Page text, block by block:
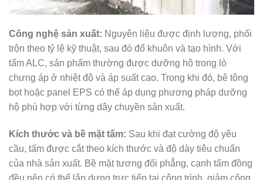
Công nghệ sản xuất: Nguyên liệu được định lượng, phối
trộn theo tỷ lệ kỹ thuật, sau đó đổ khuôn và tạo hình. Với
tấm ALC, sản phẩm thường được dưỡng hộ trong lò
chưng áp ở nhiệt độ và áp suất cao. Trong khi đó, bê tông
bọt hoặc panel EPS có thể áp dụng phương pháp dưỡng
hộ phù hợp với từng dây chuyền sản xuất.
Kích thước và bề mặt tấm: Sau khi đạt cường độ yêu
cầu, tấm được cắt theo kích thước và độ dày tiêu chuẩn
của nhà sản xuất. Bề mặt tương đối phẳng, cạnh tấm đồng